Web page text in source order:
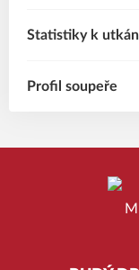
Statistiky k
Profil soupeře